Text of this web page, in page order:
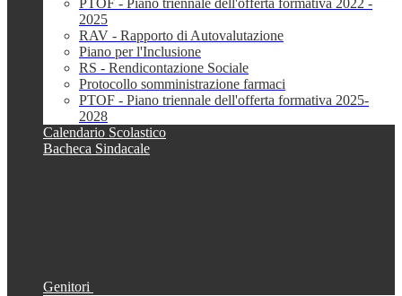
PTOF - Piano triennale dell'offerta formativa 2022 -
2025
RAV - Rapporto di Autovalutazione
Piano per l'Inclusione
RS - Rendicontazione Sociale
Protocollo somministrazione farmaci
PTOF - Piano triennale dell'offerta formativa 2025-
2028
Calendario Scolastico
Bacheca Sindacale
Genitori